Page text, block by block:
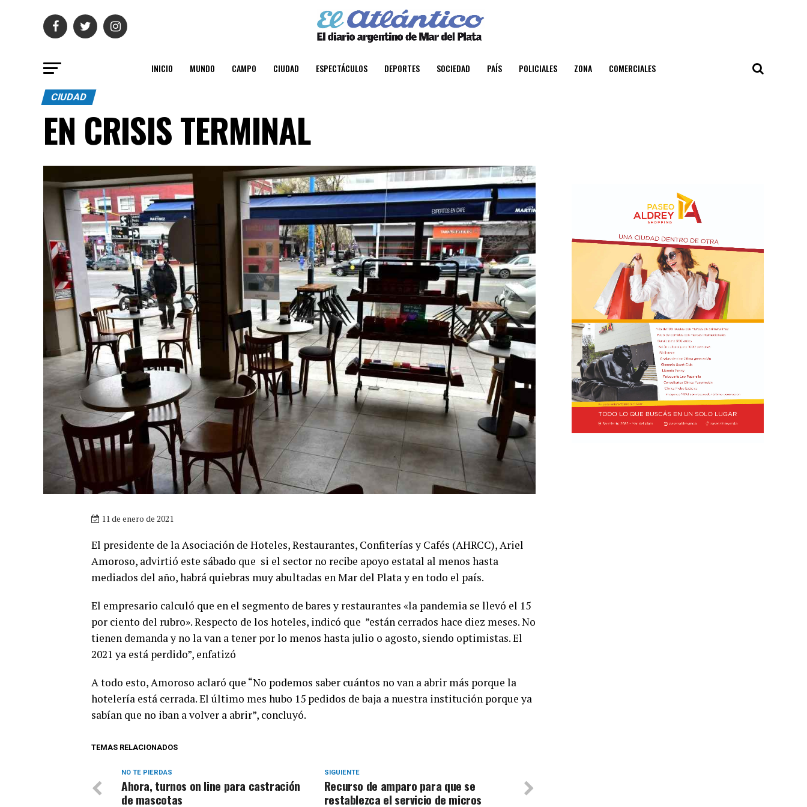
INICIO MUNDO CAMPO CIUDAD ESPECTÁCULOS DEPORTES SOCIEDAD PAÍS POLICIALES ZONA COMERCIALES
CIUDAD
EN CRISIS TERMINAL
11 de enero de 2021
El presidente de la Asociación de Hoteles, Restaurantes, Confiterías y Cafés (AHRCC), Ariel
Amoroso, advirtió este sábado que si el sector no recibe apoyo estatal al menos hasta
mediados del año, habrá quiebras muy abultadas en Mar del Plata y en todo el país.
El empresario calculó que en el segmento de bares y restaurantes «la pandemia se llevó el 15
por ciento del rubro». Respecto de los hoteles, indicó que ”están cerrados hace diez meses. No
tienen demanda y no la van a tener por lo menos hasta julio o agosto, siendo optimistas. El
2021 ya está perdido”, enfatizó
A todo esto, Amoroso aclaró que “No podemos saber cuántos no van a abrir más porque la
hotelería está cerrada. El último mes hubo 15 pedidos de baja a nuestra institución porque ya
sabían que no iban a volver a abrir”, concluyó.
TEMAS RELACIONADOS
SIGUIENTE
Recurso de amparo para que se
restablezca el servicio de micros
NO TE PIERDAS
Ahora, turnos on line para castración
de mascotas